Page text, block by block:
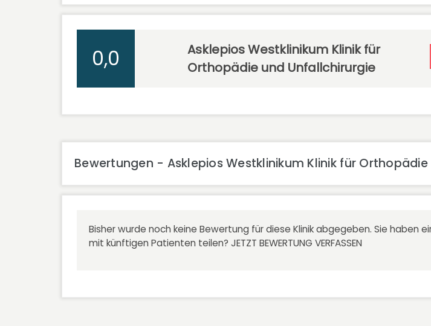
0,0
Asklepios Westklinikum Klinik für
Orthopädie und Unfallchirurgie
Bewertungen - Asklepios Westklinikum Klinik für
Bisher wurde noch keine Bewertung für diese Klinik abgegeben. Sie haben
mit künftigen Patienten teilen? JETZT BEWERTUNG VERFASSEN